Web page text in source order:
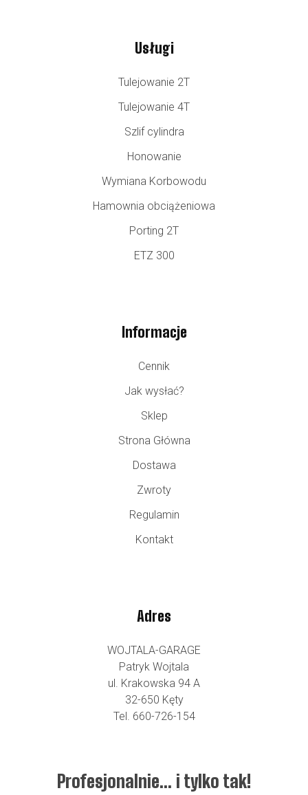
Usługi
Tulejowanie 2T
Tulejowanie 4T
Szlif cylindra
Honowanie
Wymiana Korbowodu
Hamownia obciążeniowa
Porting 2T
ETZ 300
Informacje
Cennik
Jak wysłać?
Sklep
Strona Główna
Dostawa
Zwroty
Regulamin
Kontakt
Adres
WOJTALA-GARAGE
Patryk Wojtala
ul. Krakowska 94 A
32-650 Kęty
Tel. 660-726-154
Profesjonalnie… i tylko tak!